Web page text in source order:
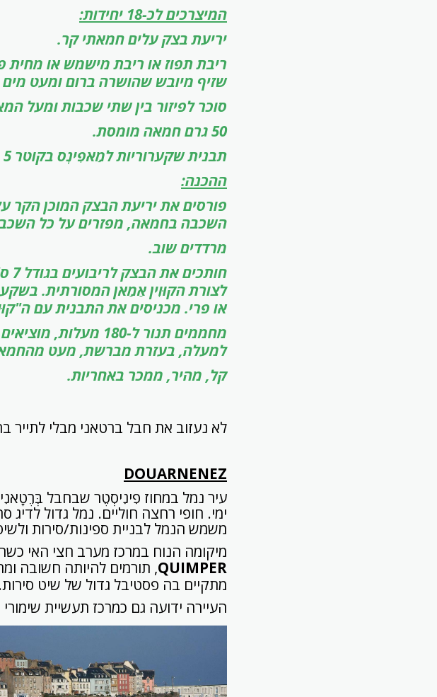
המיצרכים לכ-18 יחידות:
יריעת בצק עלים חמאתי קר.
ריבת תפוז או ריבת מישמש או
שזיף מיובש שהושרה ברום ומעט מים
סוכר לפיזור בין שתי שכבות ומעל
50 גרם חמאה מומסת.
תבנית שקערוריות למַאפִינְס בקוטר 5 ס"מ.
ההכנה:
פורסים את יריעת הבצק המוכן
השכבה בחמאה, מפזרים על כל
מרדדים שוב.
לצורת הקוּוִין אַמַאן המסורתית.
או פרי. מכניסים את התבנית עם
מחממים תנור ל-180
למעלה, בעזרת מברשת, מעט
קל, מהיר, ממכר באחריות.
לא נעזוב את חבל ברטאני מבלי לתייר
DOUARNENEZ
ימי. חופי רחצה חוליים. נמל גדול לדיג
משמש הנמל לבניית ספינות/סירות
מיקומה הנוח במרכז מערב חצי האי כשרק 25 ק"מ מפרידים בינה לבין העיר הגדולה
QUIMPER, תורמים להיותה חשובה
מתקיים בה פסטיבל גדול של שיט סירות.
העיירה ידועה גם כמרכז תעשיית שימורי